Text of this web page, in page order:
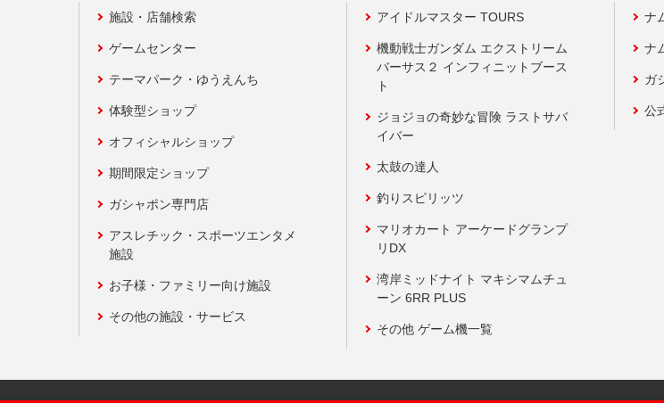
施設・店舗検索
ゲームセンター
テーマパーク・ゆうえんち
体験型ショップ
オフィシャルショップ
期間限定ショップ
ガシャポン専門店
アスレチック・スポーツエンタメ
施設
お子様・ファミリー向け施設
その他の施設・サービス
アイドルマスター TOURS
機動戦士ガンダム エクストリーム
バーサス２ インフィニットブース
ト
ジョジョの奇妙な冒険 ラストサバ
イバー
太鼓の達人
釣りスピリッツ
マリオカート アーケードグランプ
リDX
湾岸ミッドナイト マキシマムチュ
ーン 6RR PLUS
その他 ゲーム機一覧
ナ
ナ
ガ
公